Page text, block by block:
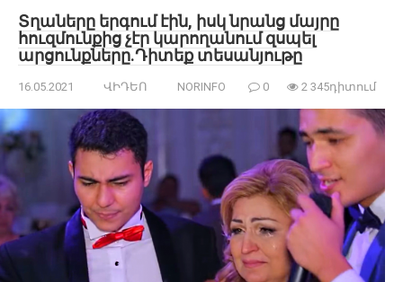
Տղաները երգում էին, իսկ նրանց մայրը
հուզմունքից չէր կարողանում զսպել
արցունքները.Դիտեք տեսանյութը
16.05.2021 ՎԻԴԵՈ NORINFO 0 2 345դիտում